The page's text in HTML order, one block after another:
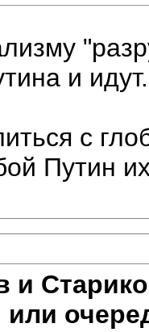
и идут.
с
Путин
и